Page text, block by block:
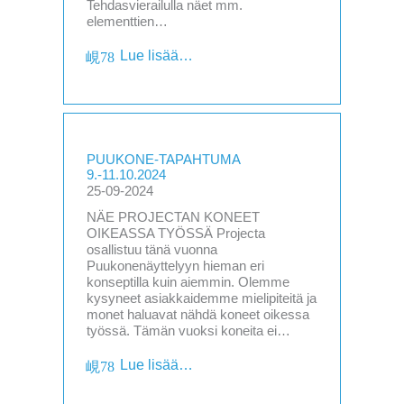
Tehdasvierailulla näet mm.
elementtien…
Lue lisää…
PUUKONE-TAPAHTUMA
9.-11.10.2024
25-09-2024
NÄE PROJECTAN KONEET
OIKEASSA TYÖSSÄ Projecta
osallistuu tänä vuonna
Puukonenäyttelyyn hieman eri
konseptilla kuin aiemmin. Olemme
kysyneet asiakkaidemme mielipiteitä ja
monet haluavat nähdä koneet oikessa
työssä. Tämän vuoksi koneita ei…
Lue lisää…